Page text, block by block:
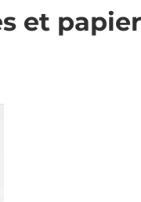
et